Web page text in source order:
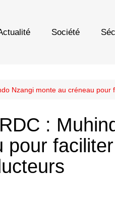
Société
Nzangi monte au créneau pour
:
pour faciliter